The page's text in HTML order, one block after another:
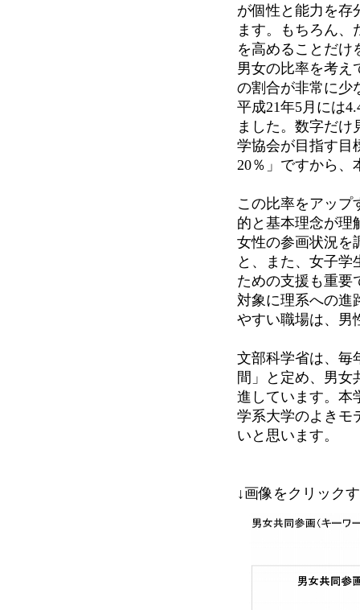
が個性と能力を存
ます。もちろん、
を高めることだけ
男女の比率を考え
の割合が非常に少
平成21年5月には
ました。数字だけ
学協会が目指す目
20％」ですから、
この比率をアップ
的と基本理念が理
女性の参画状況を
と、また、女子学
ための支援も重要
対象に理系への進
やすい職場は、男
文部科学省は、毎
間」と定め、男女
進しています。本
学系大学のよきモ
いと思います。
↓画像をクリック